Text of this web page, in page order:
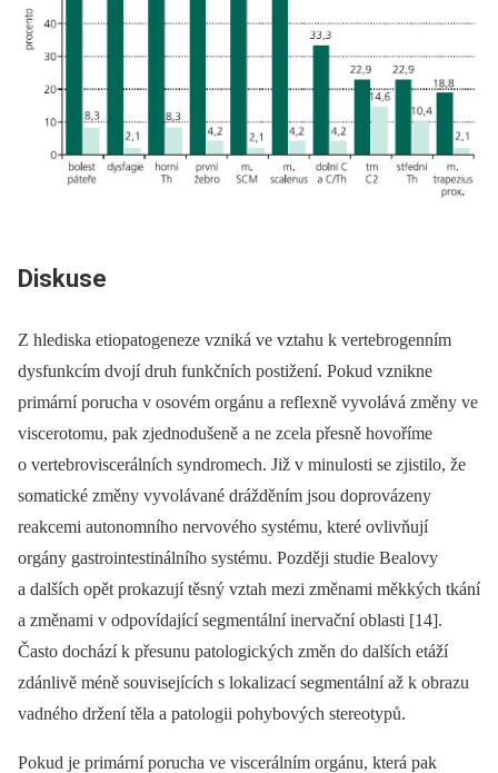
Diskuse
Z hlediska etiopatogeneze vzniká ve vztahu k vertebrogenním
dysfunkcím dvojí druh funkčních postižení. Pokud vznikne
primární porucha v osovém orgánu a reflexně vyvolává změny ve
viscerotomu, pak zjednodušeně a ne zcela přesně hovoříme
o vertebroviscerálních syndromech. Již v minulosti se zjistilo, že
somatické změny vyvolávané drážděním jsou doprovázeny
reakcemi autonomního nervového systému, které ovlivňují
orgány gastrointestinálního systému. Později studie Bealovy
a dalších opět prokazují těsný vztah mezi změnami měkkých tkání
a změnami v odpovídající segmentální inervační oblasti [14].
Často dochází k přesunu patologických změn do dalších etáží
zdánlivě méně souvisejících s lokalizací segmentální až k obrazu
vadného držení těla a patologii pohybových stereotypů.
Pokud je primární porucha ve viscerálním orgánu, která pak